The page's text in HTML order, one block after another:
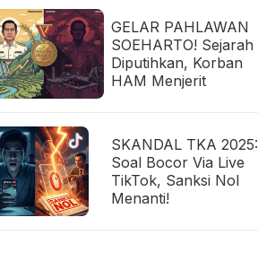
GELAR PAHLAWAN
SOEHARTO! Sejarah
Diputihkan, Korban
HAM Menjerit
SKANDAL TKA 2025:
Soal Bocor Via Live
TikTok, Sanksi Nol
Menanti!